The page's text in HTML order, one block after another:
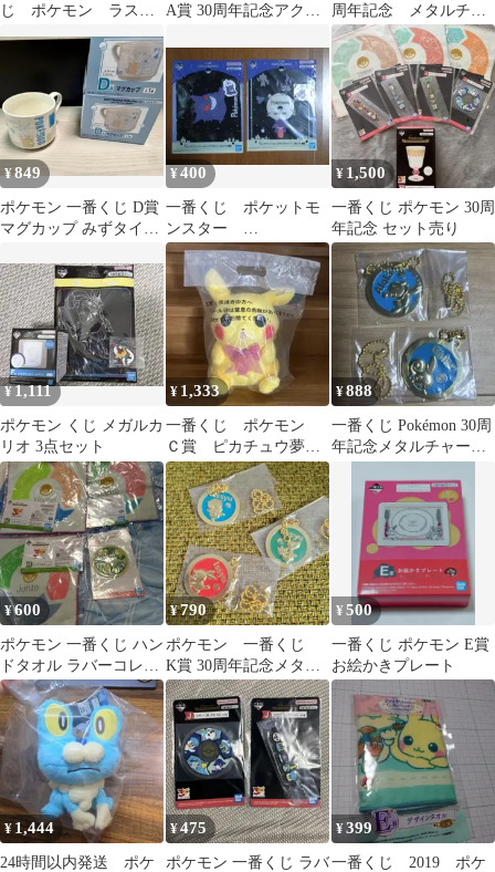
じ ポケモン ラスト
A賞 30周年記念アクリ
周年記念 メタルチャ
ーム ハンドタオル セ
ット
¥849
ポケモン 一番くじ D賞
マグカップ みずタイプ
¥400
一番くじ ポケットモ
ンスター
Type:Ghost G賞クリア
ファイル 2種
¥ 1,500
一番くじ ポケモン 30周
年記念 セット売り
¥1,111
ポケモン くじ メガルカ
リオ 3点セット
¥ 1,333
一番くじ ポケモン
Ｃ賞 ピカチュウ夢ご
こちぬいぐるみ
¥888
一番くじ Pokémon 30周
年記念メタルチャー
リ セット
¥600
ポケモン 一番くじ ハン
ドタオル ラバーコレク
ション 4点セット
¥790
ポケモン 一番くじ
K賞 30周年記念メタル
チャーム イッシュ地
方セット
¥500
一番くじ ポケモン E賞
お絵かきプレート
¥ 1,444
24時間以内発送 ポケ
¥475
ポケモン 一番くじ ラバ
¥399
一番くじ 2019 ポケ